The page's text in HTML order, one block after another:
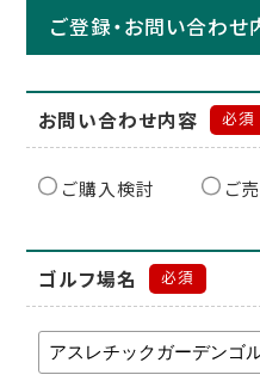
ご登録・お問い合わせ
お問い合わせ内容 必須
ご購入検討 ご
ゴルフ場名 必須